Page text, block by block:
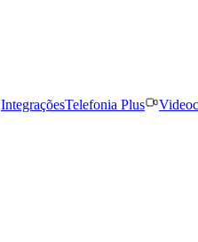
IntegraçõesTelefonia Plus